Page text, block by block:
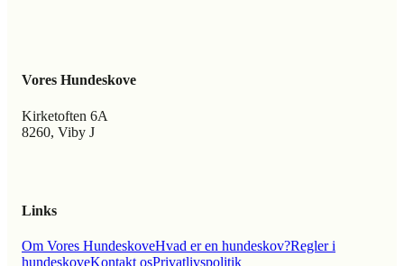
Vores Hundeskove
Kirketoften 6A
8260, Viby J
Links
Om Vores HundeskoveHvad er en hundeskov?Regler i
hundeskoveKontakt osPrivatlivspolitik